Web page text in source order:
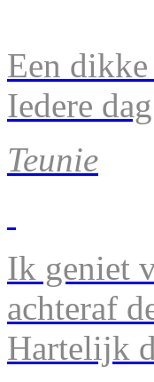
Een
Iedere
Teunie
Ik geniet
achteraf
Hartelijk